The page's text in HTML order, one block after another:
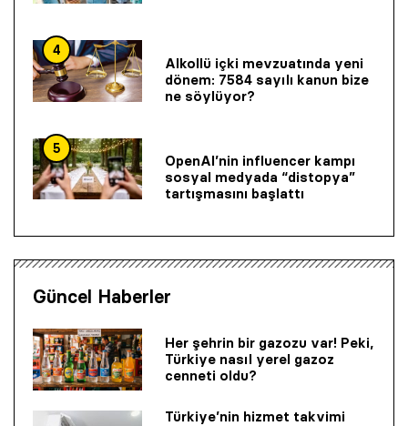
4
Alkollü içki mevzuatında yeni
dönem: 7584 sayılı kanun bize
ne söylüyor?
5
OpenAI’nin influencer kampı
sosyal medyada “distopya”
tartışmasını başlattı
Güncel Haberler
Her şehrin bir gazozu var! Peki,
Türkiye nasıl yerel gazoz
cenneti oldu?
Türkiye’nin hizmet takvimi